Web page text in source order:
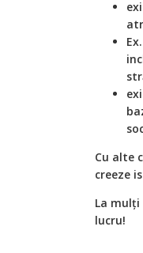
Cu alte
creeze
La
lucru!